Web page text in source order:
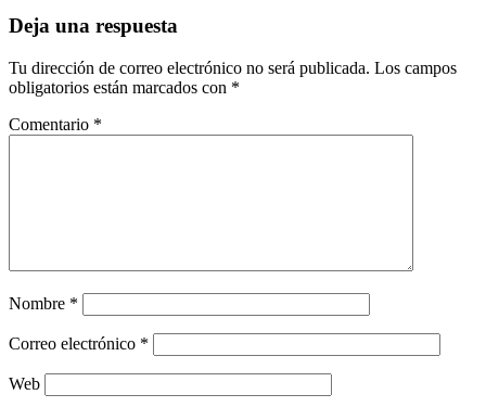
Deja una respuesta
Tu dirección de correo electrónico no será publicada. Los campos
obligatorios están marcados con *
Comentario *
Nombre *
Correo electrónico *
Web